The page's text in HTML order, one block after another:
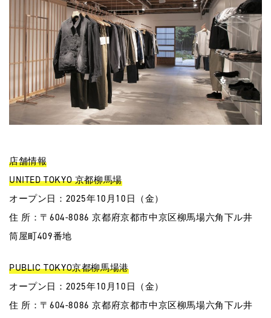
店舗情報
UNITED TOKYO 京都柳馬場
オープン日：2025年10月10日（金）
住 所：〒604-8086 京都府京都市中京区柳馬場六角下ル井
筒屋町409番地
PUBLIC TOKYO京都柳馬場港
オープン日：2025年10月10日（金）
住 所：〒604-8086 京都府京都市中京区柳馬場六角下ル井